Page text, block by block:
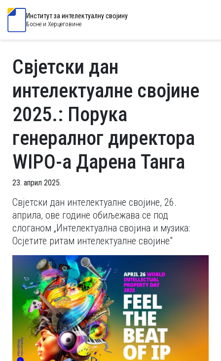
Институт за интелектуалну својину
Босне и Херцеговине
Свјетски дан
интелектуалне својине
2025.: Порука
генералног директора
WIPO-а Дарена Танга
23. април 2025.
Свјетски дан интелектуалне својине, 26.
априла, ове године обиљежава се под
слоганом „Интелектуална својина и музика:
Осјетите ритам интелектуалне својине"